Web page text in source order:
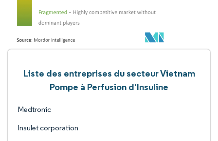
Liste des entreprises du secteur Vietnam
Pompe à Perfusion d'Insuline
Medtronic
Insulet corporation